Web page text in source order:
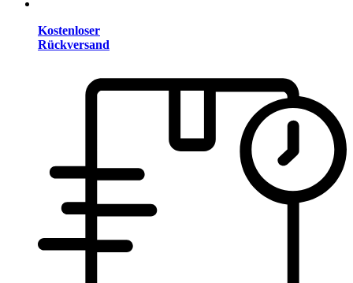
Kostenloser
Rückversand